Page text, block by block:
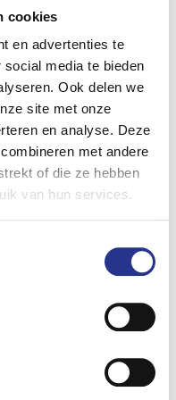
cookies
en advertenties te
media te bieden
Ook delen we
site met onze
en analyse. Deze
met andere
of die ze hebben
van hun services.